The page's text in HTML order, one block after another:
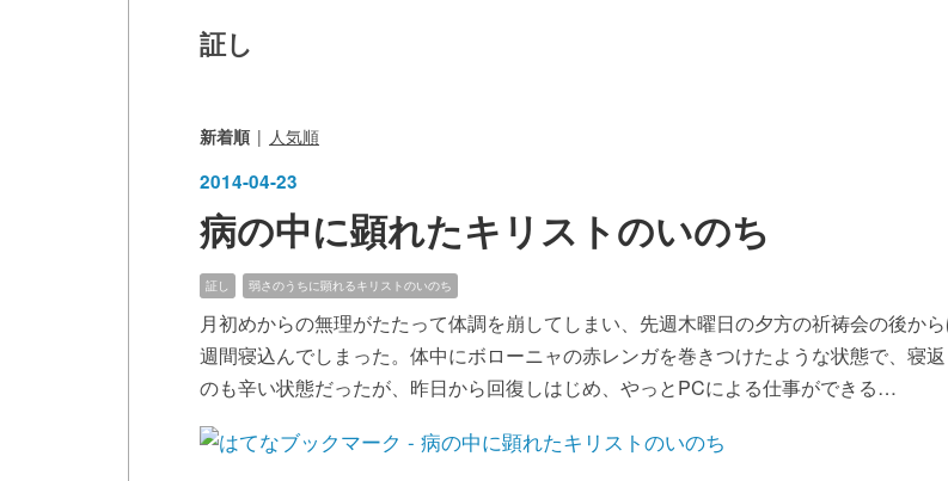
証し
新着順 人気順
2014-04-23
病の中に顕れたキリストのいのち
証し 弱さのうちに顕れるキリストのいのち
月初めからの無理がたたって体調を崩してしまい、先週木曜日の夕方の祈祷会の後か
週間寝込んでしまった。体中にボローニャの赤レンガを巻きつけたような状態で、寝
のも辛い状態だったが、昨日から回復しはじめ、やっとPCによる仕事ができる…